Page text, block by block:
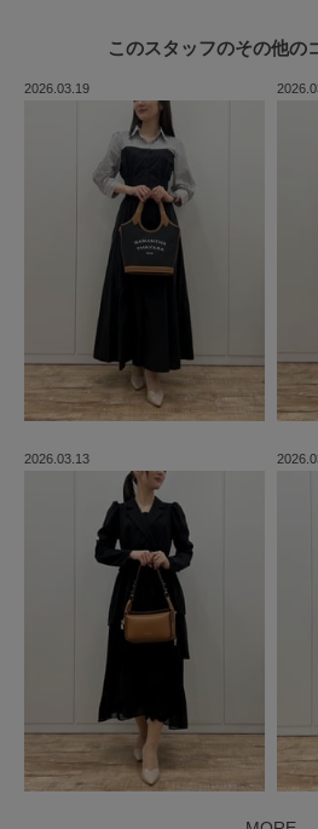
このスタッフのその他の
2026.03.19
2026.03.13